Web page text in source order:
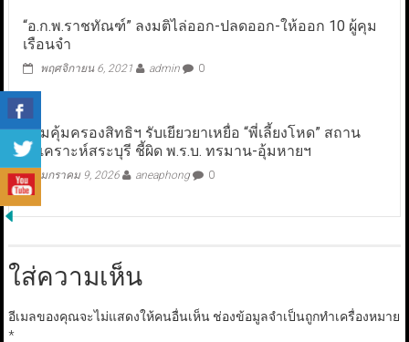
“อ.ก.พ.ราชทัณฑ์” ลงมติไล่ออก-ปลดออก-ให้ออก 10 ผู้คุม
เรือนจำ
พฤศจิกายน 6, 2021 admin 0
กรมคุ้มครองสิทธิฯ รับเยียวยาเหยื่อ “พี่เลี้ยงโหด” สถาน
สงเคราะห์สระบุรี ชี้ผิด พ.ร.บ. ทรมาน-อุ้มหายฯ
มกราคม 9, 2026 aneaphong 0
ใส่ความเห็น
อีเมลของคุณจะไม่แสดงให้คนอื่นเห็น ช่องข้อมูลจำเป็นถูกทำเครื่องหมาย
*